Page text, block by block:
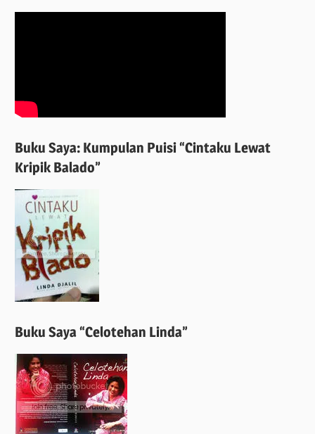
Buku Saya: Kumpulan Puisi “Cintaku Lewat
Kripik Balado”
Buku Saya “Celotehan Linda”